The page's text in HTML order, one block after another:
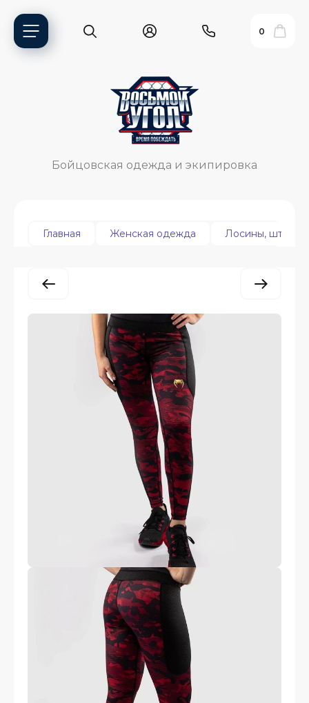
0
Бойцовская одежда и экипировка
Главная Женская одежда Лосины, штаны